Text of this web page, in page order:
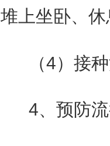
堆上坐卧、
（4）接
4、预防